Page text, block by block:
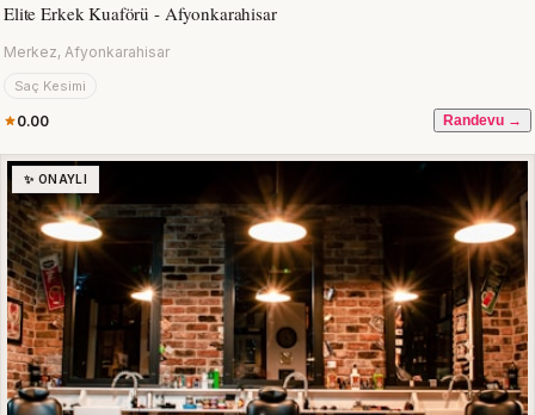
Elite Erkek Kuaförü - Afyonkarahisar
Merkez, Afyonkarahisar
Saç Kesimi
0.00 Randevu →
✨ ONAYLI